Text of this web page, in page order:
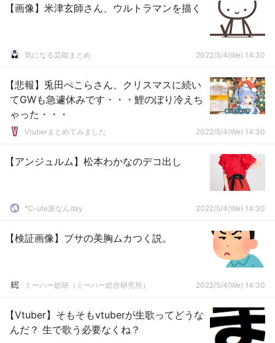
【画像】米津玄師さん、ウルトラマンを描く
気になる芸能まとめ 2022/5/4(We) 14:30
【悲報】兎田ぺこらさん、クリスマスに続い
てGWも急遽休みです・・・鯉のぼり冷えち
ゃった・・・
Vtuberまとめてみました 2022/5/4(We) 14:30
【アンジュルム】松本わかなのデコ出し
℃-ute派なんday 2022/5/4(We) 14:30
【検証画像】ブサの美胸ムカつく説。
ミーハー総研（ミーハー総合研究所） 2022/5/4(We) 14:30
【Vtuber】そもそもvtuberが生歌ってどうな
んだ？ 生で歌う必要なくね？